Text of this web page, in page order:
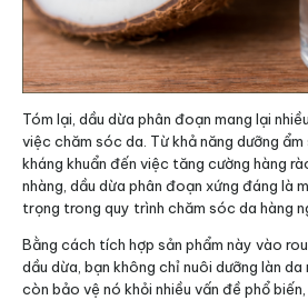
Tóm lại, dầu dừa phân đoạn mang lại
việc chăm sóc da. Từ khả năng dưỡng ẩm
kháng khuẩn đến việc tăng cường hàng
nhàng, dầu dừa phân đoạn xứng đáng là
trọng trong quy trình chăm sóc da hàng
Bằng cách tích hợp sản phẩm này vào
dầu dừa, bạn không chỉ nuôi dưỡng làn
còn bảo vệ nó khỏi nhiều vấn đề phổ